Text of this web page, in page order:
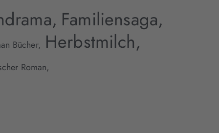
Familiensaga,
Bücher, Herbstmilch,
Roman,